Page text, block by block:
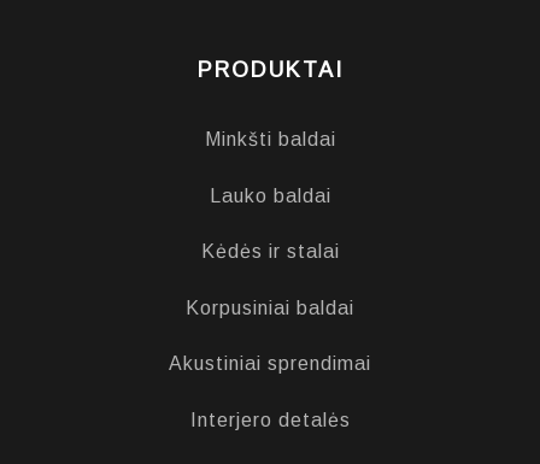
PRODUKTAI
Minkšti baldai
Lauko baldai
Kėdės ir stalai
Korpusiniai baldai
Akustiniai sprendimai
Interjero detalės